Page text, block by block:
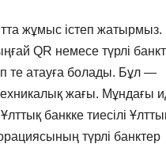
жұмыс істеп жатырмыз.
QR немесе түрлі
те атауға болады. Бұл —
жағы. Мұндағы
банкке тиесілі
түрлі банктер